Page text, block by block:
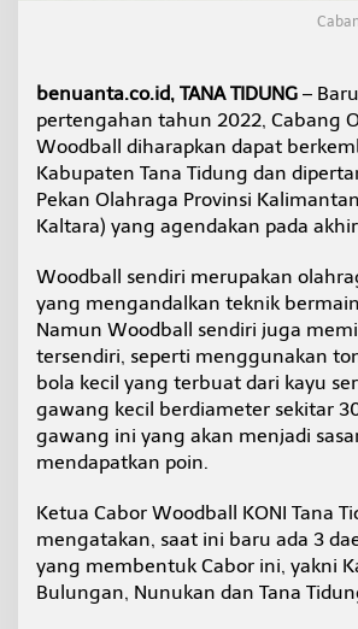
d
a
p
a
t
D
i
e
t
a
n
d
g
n
P
o
benuanta.co.id, TANA TIDUNG –
pertengahan tahun 2022, Cabang
Woodball diharapkan dapat
Kabupaten Tana Tidung dan
Pekan Olahraga Provinsi
Kaltara) yang agendakan pada
Woodball sendiri merupakan
yang mengandalkan teknik
Namun Woodball sendiri juga
tersendiri, seperti menggunakan
bola kecil yang terbuat dari kayu
gawang kecil berdiameter sekitar
gawang ini yang akan menjadi
mendapatkan poin.
Ketua Cabor Woodball KONI Tana
mengatakan, saat ini baru ada 3
yang membentuk Cabor ini, yakni
Bulungan, Nunukan dan Tana